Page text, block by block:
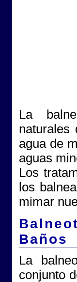
La
naturales
agua de
aguas
Los
los
mimar
Baños
La
conjunto